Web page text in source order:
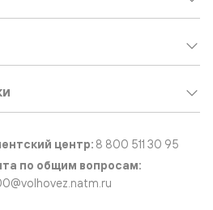
центр: 8 800 511 30 95
по общим вопросам: